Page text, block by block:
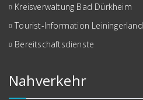
Kreisverwaltung Bad Dürkheim
Tourist-Information Leiningerland
Bereitschaftsdienste
Nahverkehr